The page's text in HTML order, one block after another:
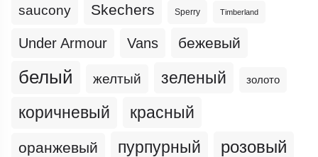
saucony Skechers Sperry Timberland
Under Armour Vans бежевый
белый желтый зеленый золото
коричневый красный
оранжевый пурпурный розовый